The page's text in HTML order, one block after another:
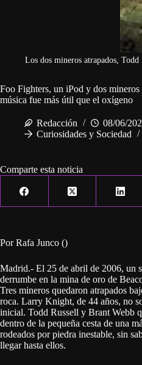
Los dos mineros atrapados,
Foo Fighters, un iPod y dos mineros
música fue más útil que el oxígeno
Redacción
08/06/
Curiosidades y Sociedad
Comparte esta noticia
Por Rafa Junco ()
Madrid.- El 25 de abril de 2006, un
derrumbe en la mina de oro de
Tres mineros quedaron atrapados
roca. Larry Knight, de 44 años, no
inicial. Todd Russell y Brant Webb
dentro de la pequeña cesta de una
rodeados por piedra inestable, sin
llegar hasta ellos.